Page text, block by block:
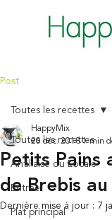
Post
Toutes les recettes
Antillaise ou Locale
Entrée
Plat principal
Toutes les recettes
Petits Pains
de Brebis
HappyMix
20 déc. 2018 1 min
Dernière mise à jour : 7